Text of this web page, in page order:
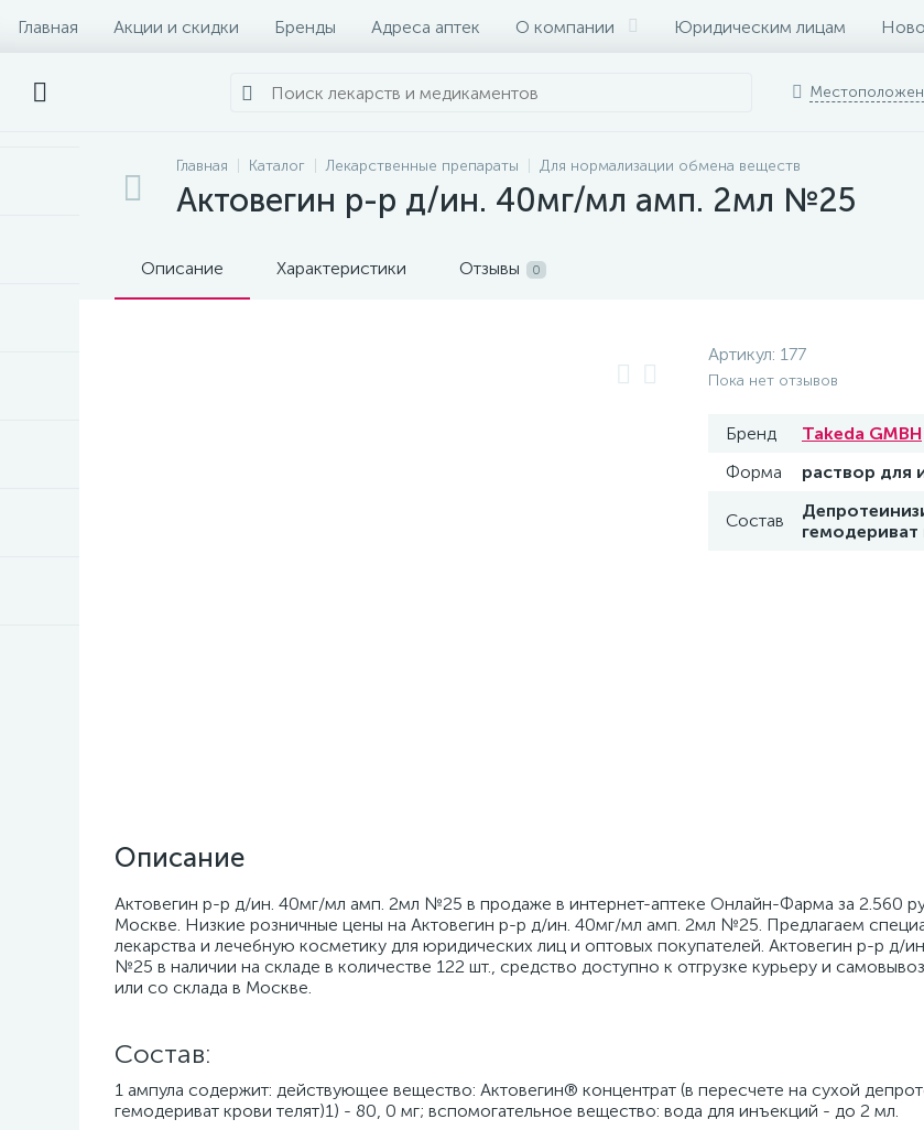
Главная Акции и скидки Бренды Адреса аптек О компании Юридическим лицам
Главная Каталог Лекарственные препараты Для нормализации обмена веществ
Актовегин р-р д/ин. 40мг/мл амп. 2мл №25
Описание Характеристики Отзывы 0
Артикул: 177
Пока нет отзывов
Бренд
Takeda GMBH
Форма
раствор для
Состав
гемодериват
Описание
Актовегин р-р д/ин. 40мг/мл амп. 2мл №25 в продаже в интернет-аптеке Онлайн-Фарма за 2.560
Москве. Низкие розничные цены на Актовегин р-р д/ин. 40мг/мл амп. 2мл №25. Предлагаем
лекарства и лечебную косметику для юридических лиц и оптовых покупателей. Актовегин р-р д/
№25 в наличии на складе в количестве 122 шт., средство доступно к отгрузке курьеру и
или со склада в Москве.
Cостав:
1 ампула содержит: действующее вещество: Актовегин® концентрат (в пересчете на сухой
гемодериват крови телят)1) - 80, 0 мг; вспомогательное вещество: вода для инъекций - до 2 мл.